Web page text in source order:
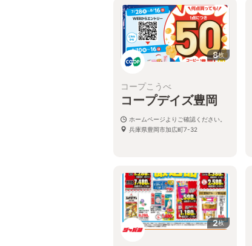
8枚
コープこうべ
コープデイズ豊岡
ホームページよりご確認ください。
兵庫県豊岡市加広町7-32
2枚